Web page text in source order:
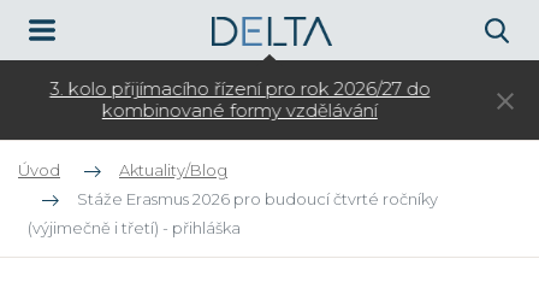
Otevíráme zápis do kroužků pro ZŠ na školní rok
2026/27
Úvod
Aktuality/Blog
Stáže Erasmus 2026 pro budoucí čtvrté ročníky
(výjimečně i třetí) - přihláška